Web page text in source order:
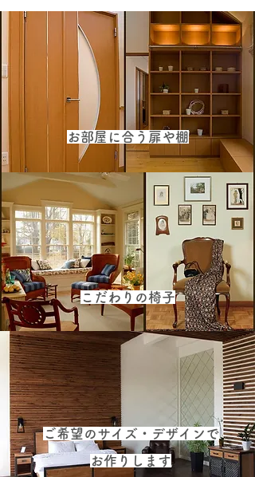
お部屋に合う扉や棚
こだわりの椅子
ご希望のサイズ・デザインで
お作りします